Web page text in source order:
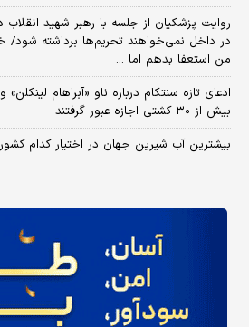
روایت پزشکیان از جلسه با رهبر شهید انقلاب
در داخل نمی‌خواهند تحریم‌ها برداشته
من استعفا بدهم اما ...
ادعای تازه سنتکام درباره ناو «آبراهام
بیش از ۳۰ کشتی اجازه عبور گرفتند
بیشترین آب شیرین جهان در اختیار کدام